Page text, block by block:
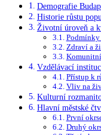
Demografie
Historie růstu
Životní úroveň a
Zdraví a
Vzdělávací
Přístup k
Vliv na
Kulturní
Hlavní městské
První
Druhý